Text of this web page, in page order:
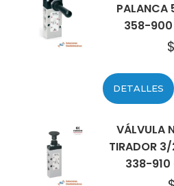
PALANCA
358-900
$
DETALLES
VÁLVULA
TIRADOR 3/
338-910